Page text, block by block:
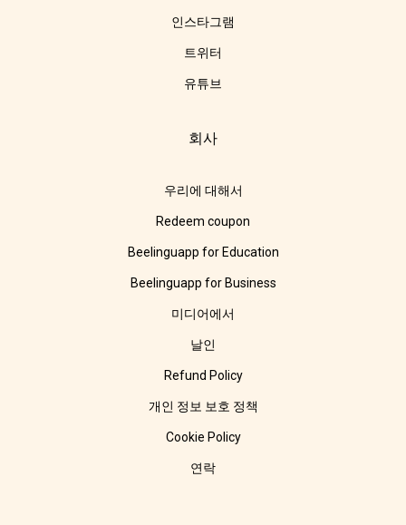
인스타그램
트위터
유튜브
회사
우리에 대해서
Redeem coupon
Beelinguapp for Education
Beelinguapp for Business
미디어에서
날인
Refund Policy
개인 정보 보호 정책
Cookie Policy
연락